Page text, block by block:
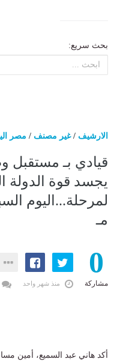
بحث سريع:
الارشيف /غير مصنف / مصر
قيادي بـ مستقبل
يجسد قوة
مـ
0
مشاركة منذ شهر واحد
أكد هاني عبد السميع، أمين